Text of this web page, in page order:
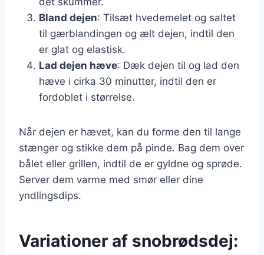
Bland dejen: Tilsæt hvedemelet og saltet
til gærblandingen og ælt dejen, indtil den
er glat og elastisk.
Lad dejen hæve: Dæk dejen til og lad den
hæve i cirka 30 minutter, indtil den er
fordoblet i størrelse.
Når dejen er hævet, kan du forme den til lange
stænger og stikke dem på pinde. Bag dem over
bålet eller grillen, indtil de er gyldne og sprøde.
Server dem varme med smør eller dine
yndlingsdips.
Variationer af snobrødsdej: